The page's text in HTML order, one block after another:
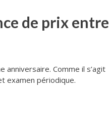
de prix entre
Comme il s’agit
examen périodique.